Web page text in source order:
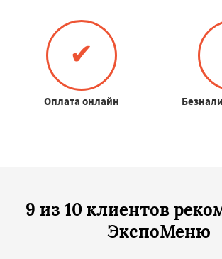
✔
Оплата онлайн
9 из 10 клиентов
ЭкспоМеню